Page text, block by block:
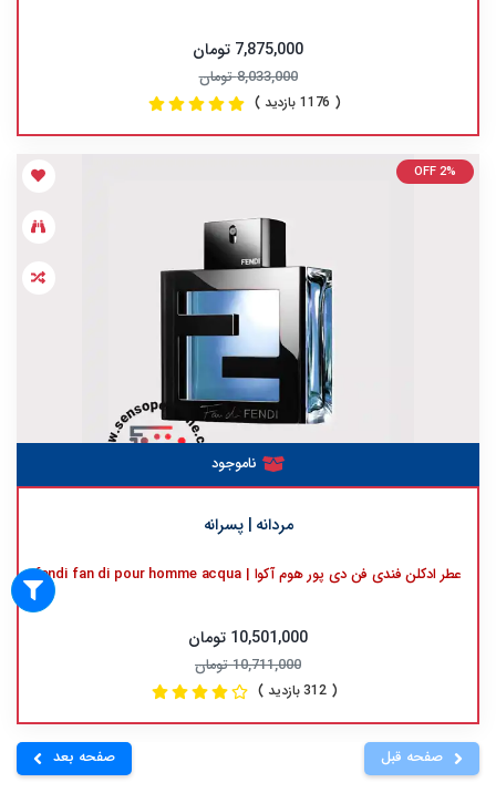
7,875,000 تومان
8,033,000 تومان
( 1176 بازدید )
OFF 2%
ناموجود
مردانه | پسرانه
عطر ادکلن فندی فن دی پور هوم آکوا | fendi fan di pour homme acqua
10,501,000 تومان
10,711,000 تومان
( 312 بازدید )
صفحه قبل صفحه بعد